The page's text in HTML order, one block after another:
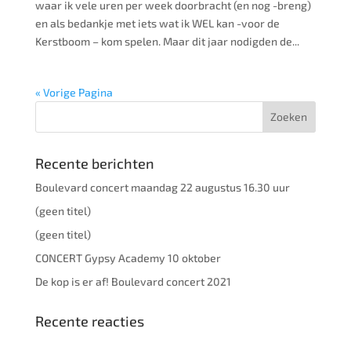
waar ik vele uren per week doorbracht (en nog -breng)
en als bedankje met iets wat ik WEL kan -voor de
Kerstboom – kom spelen. Maar dit jaar nodigden de...
« Vorige Pagina
Recente berichten
Boulevard concert maandag 22 augustus 16.30 uur
(geen titel)
(geen titel)
CONCERT Gypsy Academy 10 oktober
De kop is er af! Boulevard concert 2021
Recente reacties